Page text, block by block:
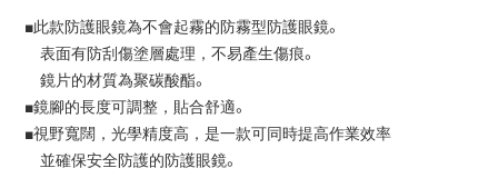
■此款防護眼鏡為不會起霧的防霧型防護眼鏡。
表面有防刮傷塗層處理，不易產生傷痕。
鏡片的材質為聚碳酸酯。
■鏡腳的長度可調整，貼合舒適。
■視野寬闊，光學精度高，是一款可同時提高作業效率
並確保安全防護的防護眼鏡。